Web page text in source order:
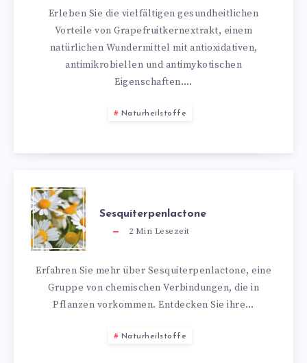
Erleben Sie die vielfältigen gesundheitlichen
Vorteile von Grapefruitkernextrakt, einem
natürlichen Wundermittel mit antioxidativen,
antimikrobiellen und antimykotischen
Eigenschaften….
Naturheilstoffe
Sesquiterpenlactone
2 Min Lesezeit
Erfahren Sie mehr über Sesquiterpenlactone, eine
Gruppe von chemischen Verbindungen, die in
Pflanzen vorkommen. Entdecken Sie ihre…
Naturheilstoffe